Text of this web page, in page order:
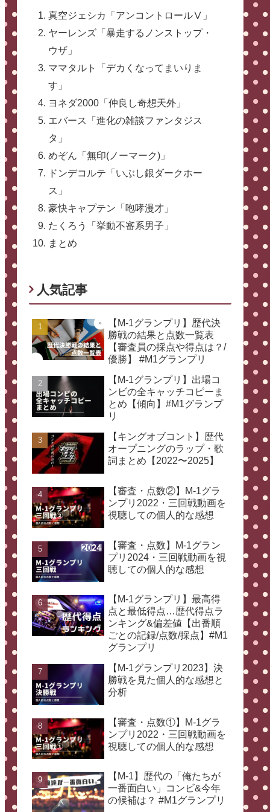
真空ジェシカ「アンコントロールⅤ」
ヤーレンズ「暴走するノンストップ・
ウザ」
ママタルト「デカくなってまいりま
す」
ヨネダ2000「仲良し奇想天外」
エバース「進化の雑談ファンタジス
タ」
めぞん「無印(ノーマーク)」
ドンデコルテ「いぶし銀ダークホー
ス」
豪快キャプテン「咆哮漫才」
たくろう「挙動不審系男子」
まとめ
人気記事
【M-1グランプリ】歴代決
勝戦の結果と点数一覧表
【審査員の採点や得点は？/
優勝】 #M1グランプリ
【M-1グランプリ】出場コ
ンビの全キャッチコピーま
とめ【傾向】#M1グランプ
リ
【キングオブコント】歴代
オープニングのラップ・歌
詞まとめ【2022〜2025】
【審査・点数②】M-1グラ
ンプリ2022・三回戦動画を
視聴しての個人的な感想
【審査・点数】M-1グラン
プリ2024・三回戦動画を視
聴しての個人的な感想
【M-1グランプリ】最高得
点と最低得点…歴代得点ラ
ンキング&偏差値【出番順
ごとの記録/点数/採点】#M1
グランプリ
【M-1グランプリ2023】決
勝戦を見た個人的な感想と
分析
【審査・点数①】M-1グラ
ンプリ2022・三回戦動画を
視聴しての個人的な感想
【M-1】歴代の「俺たちが
一番面白い」コンビ&今年
の候補は？ #M1グランプリ